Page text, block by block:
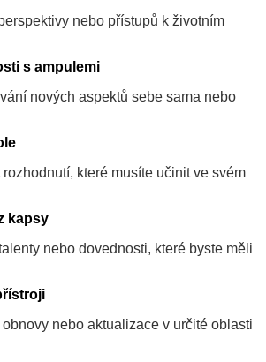
nebo přístupů k životním
s ampulemi
nových aspektů sebe sama nebo
které musíte učinit ve svém
kapsy
nebo dovednosti, které byste měli
nebo aktualizace v určité oblasti